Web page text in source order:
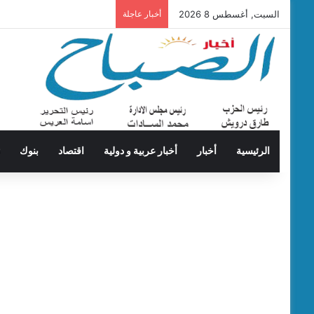
السبت, أغسطس 8 2026 أخبار عاجلة
الرئيسية أخبار أخبار عربية و دولية اقتصاد بنوك